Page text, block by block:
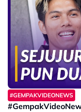
#GEMPAKVIDEONEWS